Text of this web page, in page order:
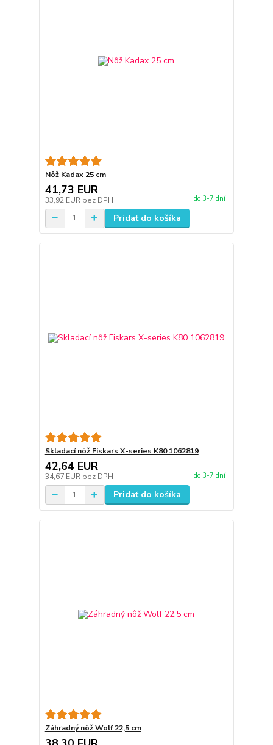
Nôž Kadax 25 cm
41,73 EUR
33,92 EUR bez DPH do 3-7 dní
Pridať do košíka
Skladací nôž Fiskars X-series K80 1062819
42,64 EUR
34,67 EUR bez DPH do 3-7 dní
Pridať do košíka
Záhradný nôž Wolf 22,5 cm